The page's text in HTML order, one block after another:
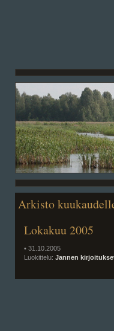
Arkisto
Lokakuu 2005
• 31.10.2005
Luokittelu: Jannen